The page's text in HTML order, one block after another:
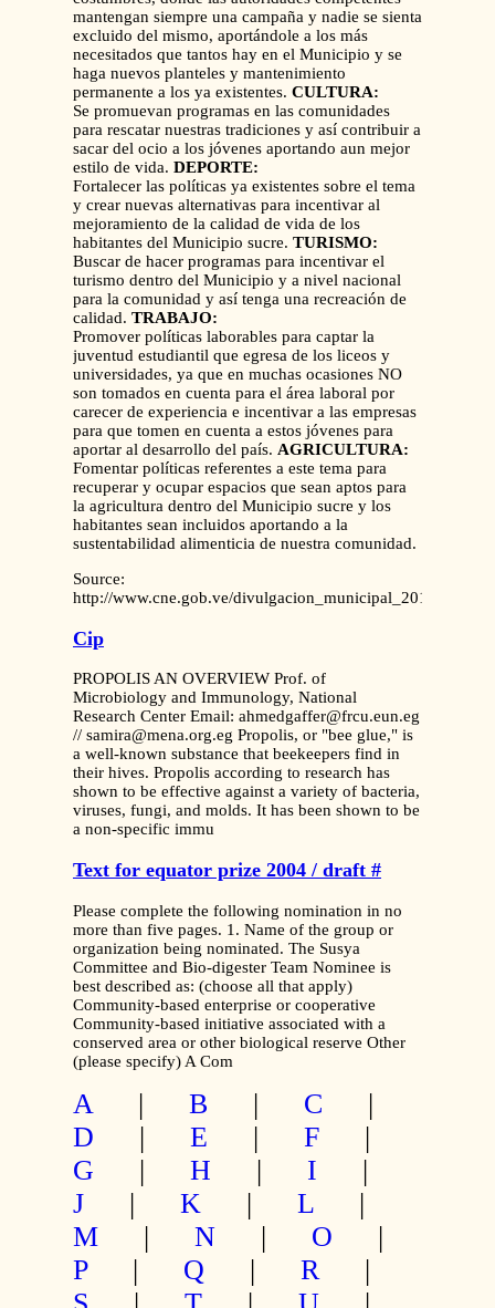
mantengan siempre una campaña y nadie se sienta
excluido del mismo, aportándole a los más
necesitados que tantos hay en el Municipio y se
haga nuevos planteles y mantenimiento
permanente a los ya existentes. CULTURA:
Se promuevan programas en las comunidades
para rescatar nuestras tradiciones y así contribuir a
sacar del ocio a los jóvenes aportando aun mejor
estilo de vida. DEPORTE:
Fortalecer las políticas ya existentes sobre el tema
y crear nuevas alternativas para incentivar al
mejoramiento de la calidad de vida de los
habitantes del Municipio sucre. TURISMO:
Buscar de hacer programas para incentivar el
turismo dentro del Municipio y a nivel nacional
para la comunidad y así tenga una recreación de
calidad. TRABAJO:
Promover políticas laborables para captar la
juventud estudiantil que egresa de los liceos y
universidades, ya que en muchas ocasiones NO
son tomados en cuenta para el área laboral por
carecer de experiencia e incentivar a las empresas
para que tomen en cuenta a estos jóvenes para
aportar al desarrollo del país. AGRICULTURA:
Fomentar políticas referentes a este tema para
recuperar y ocupar espacios que sean aptos para
la agricultura dentro del Municipio sucre y los
habitantes sean incluidos aportando a la
sustentabilidad alimenticia de nuestra comunidad.
Source:
http://www.cne.gob.ve/divulgacion_municipal_2013/
Cip
PROPOLIS AN OVERVIEW Prof. of
Microbiology and Immunology, National
Research Center Email: ahmedgaffer@frcu.eun.eg
// samira@mena.org.eg Propolis, or "bee glue," is
a well-known substance that beekeepers find in
their hives. Propolis according to research has
shown to be effective against a variety of bacteria,
viruses, fungi, and molds. It has been shown to be
a non-specific immu
Text for equator prize 2004 / draft #
Please complete the following nomination in no
more than five pages. 1. Name of the group or
organization being nominated. The Susya
Committee and Bio-digester Team Nominee is
best described as: (choose all that apply)
Community-based enterprise or cooperative
Community-based initiative associated with a
conserved area or other biological reserve Other
(please specify) A Com
A | B | C
|
D
| E | F
|
G
| H | I
|
J
| K | L
|
M
| N | O
|
P
| Q | R
|